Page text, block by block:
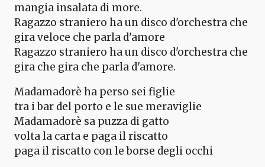
mangia insalata di more.
Ragazzo straniero ha un disco d'orchestra che
gira veloce che parla d'amore
Ragazzo straniero ha un disco d'orchestra che
gira che gira che parla d'amore.
Madamadorè ha perso sei figlie
tra i bar del porto e le sue meraviglie
Madamadorè sa puzza di gatto
volta la carta e paga il riscatto
paga il riscatto con le borse degli occhi